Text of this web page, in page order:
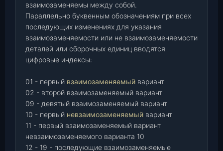
взаимозаменяемы между собой.
Параллельно буквенным обозначениям при всех
последующих изменениях для указания
взаимозаменяемости или не взаимозаменяемости
деталей или сборочных единиц вводятся
цифровые индексы:
01 - первый взаимозаменяемый вариант
02 - второй взаимозаменяемый вариант
09 - девятый взаимозаменяемый вариант
10 - первый невзаимозаменяемый вариант
11 - первый взаимозаменяемый вариант
невзаимозаменяемого варианта 10
12 - 19 - последующие взаимозаменяемые